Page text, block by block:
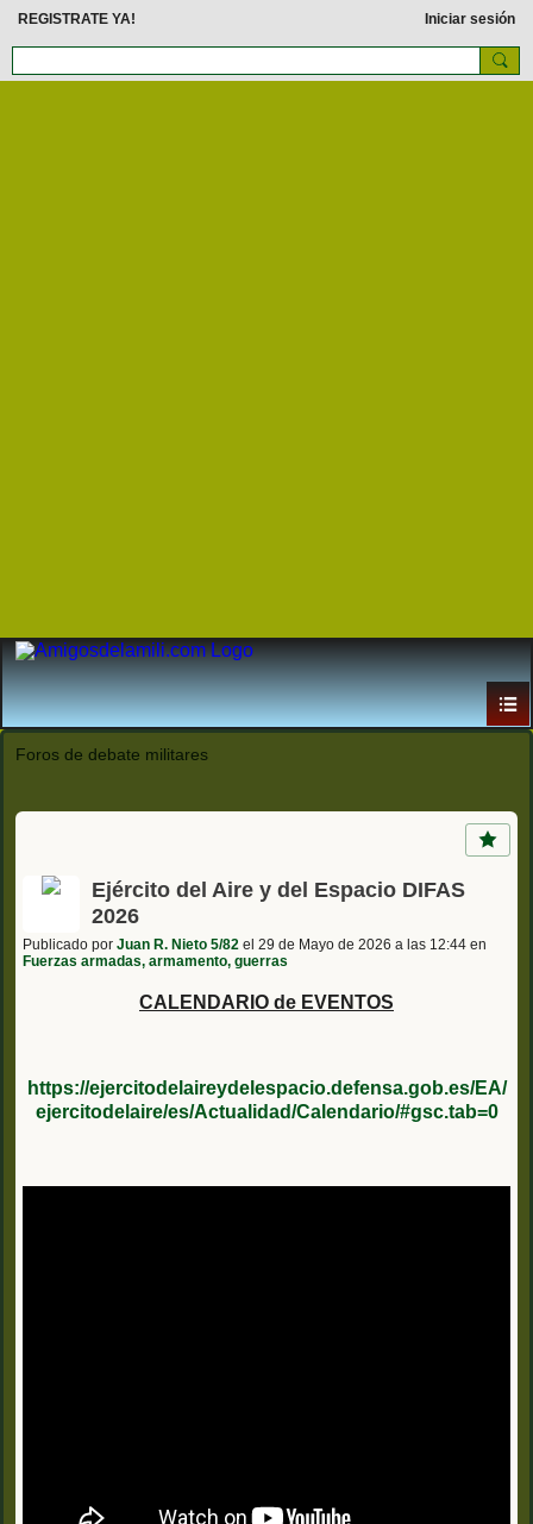
REGISTRATE YA! Iniciar sesión
Foros de debate militares
Ejército del Aire y del Espacio DIFAS
2026
Publicado por Juan R. Nieto 5/82 el 29 de Mayo de 2026 a las 12:44 en
Fuerzas armadas, armamento, guerras
CALENDARIO de EVENTOS
https://ejercitodelaireydelespacio.defensa.gob.es/EA/
ejercitodelaire/es/Actualidad/Calendario/#gsc.tab=0